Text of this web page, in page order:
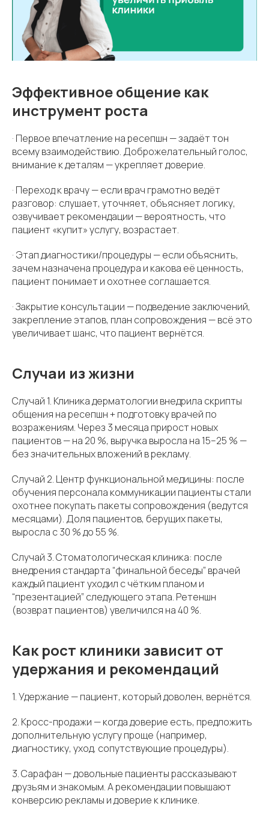
Эффективное общение как
инструмент роста
· Первое впечатление на ресепшн — задаёт тон
всему взаимодействию. Доброжелательный голос,
внимание к деталям — укрепляет доверие.
· Переход к врачу — если врач грамотно ведёт
разговор: слушает, уточняет, объясняет логику,
озвучивает рекомендации — вероятность, что
пациент «купит» услугу, возрастает.
· Этап диагностики/процедуры — если объяснить,
зачем назначена процедура и какова её ценность,
пациент понимает и охотнее соглашается.
· Закрытие консультации — подведение заключений,
закрепление этапов, план сопровождения — всё это
увеличивает шанс, что пациент вернётся.
Случаи из жизни
Случай 1. Клиника дерматологии внедрила скрипты
общения на ресепшн + подготовку врачей по
возражениям. Через 3 месяца прирост новых
пациентов — на 20 %, выручка выросла на 15–25 % —
без значительных вложений в рекламу.
Случай 2. Центр функциональной медицины: после
обучения персонала коммуникации пациенты стали
охотнее покупать пакеты сопровождения (ведутся
месяцами). Доля пациентов, берущих пакеты,
выросла с 30 % до 55 %.
Случай 3. Стоматологическая клиника: после
внедрения стандарта “финальной беседы” врачей
каждый пациент уходил с чётким планом и
“презентацией” следующего этапа. Ретеншн
(возврат пациентов) увеличился на 40 %.
Как рост клиники зависит от
удержания и рекомендаций
1. Удержание — пациент, который доволен, вернётся.
2. Кросс-продажи — когда доверие есть, предложить
дополнительную услугу проще (например,
диагностику, уход, сопутствующие процедуры).
3. Сарафан — довольные пациенты рассказывают
друзьям и знакомым. А рекомендации повышают
конверсию рекламы и доверие к клинике.